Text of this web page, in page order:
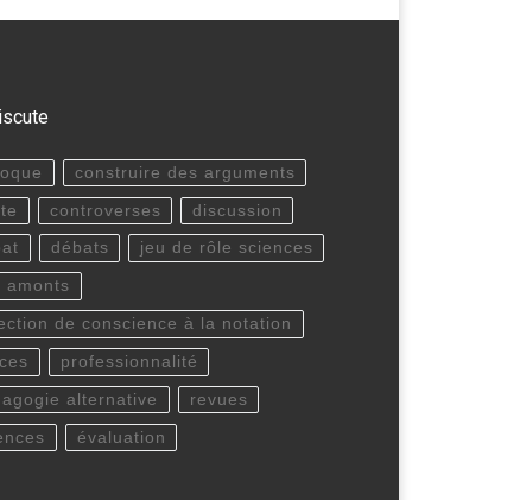
construire des arguments
controverses discussion
débats jeu de rôle sciences
amonts
de conscience à la notation
professionnalité
alternative revues
évaluation